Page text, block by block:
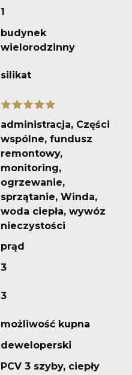
1
budynek
wielorodzinny
silikat
administracja, Części
wspólne, fundusz
remontowy,
monitoring,
ogrzewanie,
sprzątanie, Winda,
woda ciepła, wywóz
nieczystości
prąd
3
3
możliwość kupna
deweloperski
PCV 3 szyby, ciepły